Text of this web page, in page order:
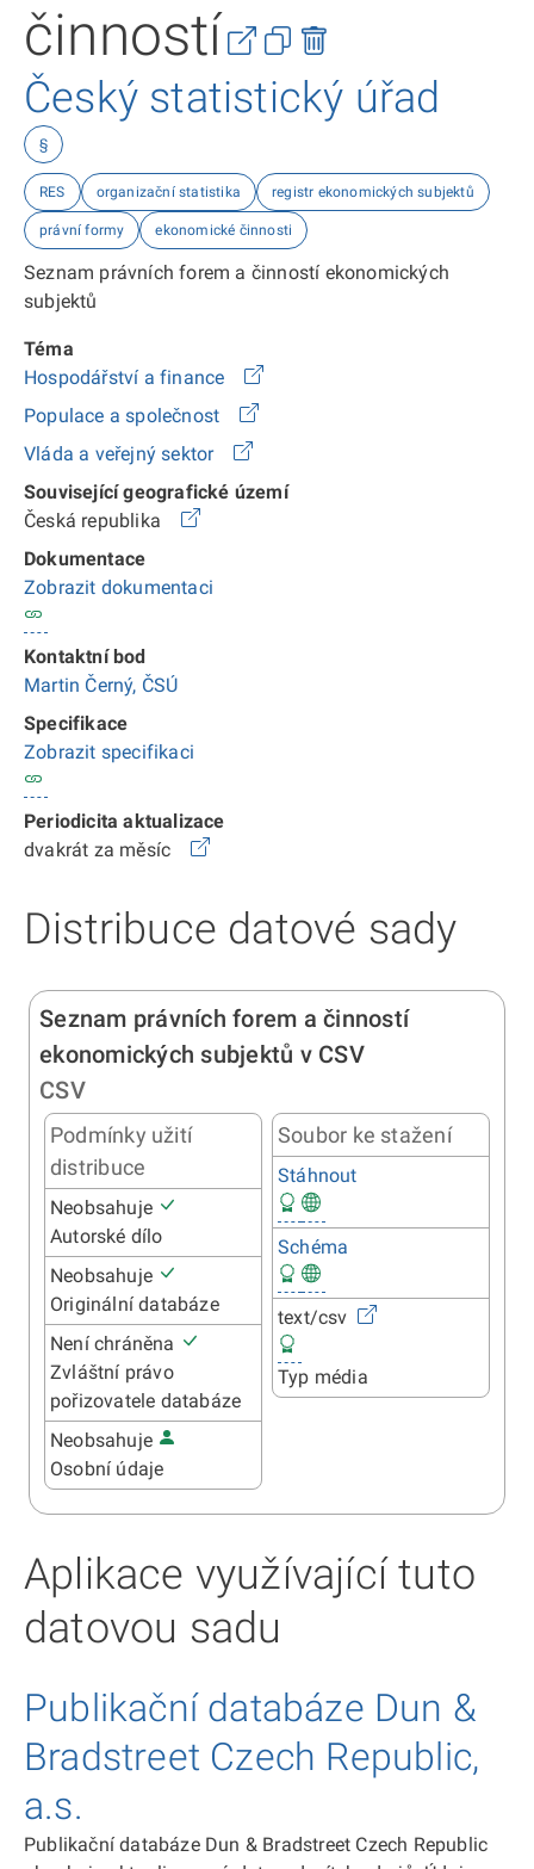
činností
Český statistický úřad
§
RES organizační statistika registr ekonomických subjektů
právní formy ekonomické činnosti
Seznam právních forem a činností ekonomických
subjektů
Téma
Hospodářství a finance
Populace a společnost
Vláda a veřejný sektor
Související geografické území
Česká republika
Dokumentace
Zobrazit dokumentaci
Kontaktní bod
Martin Černý, ČSÚ
Specifikace
Zobrazit specifikaci
Periodicita aktualizace
dvakrát za měsíc
Distribuce datové sady
Seznam právních forem a činností
ekonomických subjektů v CSV
CSV
Podmínky užití
distribuce
Neobsahuje
Autorské dílo
Neobsahuje
Originální databáze
Není chráněna
Zvláštní právo
pořizovatele databáze
Neobsahuje
Osobní údaje
Soubor ke stažení
Stáhnout
Schéma
text/csv
Typ média
Aplikace využívající tuto
datovou sadu
Publikační databáze Dun &
Bradstreet Czech Republic,
a.s.
Publikační databáze Dun & Bradstreet Czech Republic